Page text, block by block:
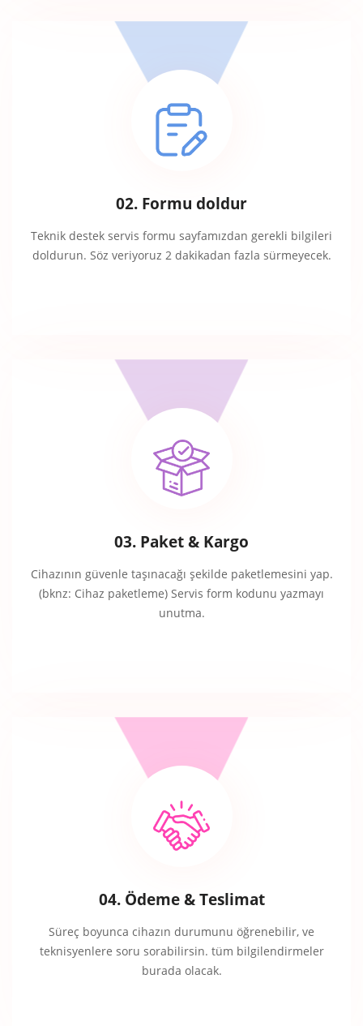
02. Formu doldur
Teknik destek servis formu sayfamızdan gerekli bilgileri
doldurun. Söz veriyoruz 2 dakikadan fazla sürmeyecek.
03. Paket & Kargo
Cihazının güvenle taşınacağı şekilde paketlemesini yap.
(bknz: Cihaz paketleme) Servis form kodunu yazmayı
unutma.
04. Ödeme & Teslimat
Süreç boyunca cihazın durumunu öğrenebilir, ve
teknisyenlere soru sorabilirsin. tüm bilgilendirmeler
burada olacak.